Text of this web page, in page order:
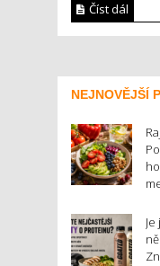
Číst dál
NEJNOVĚJŠÍ